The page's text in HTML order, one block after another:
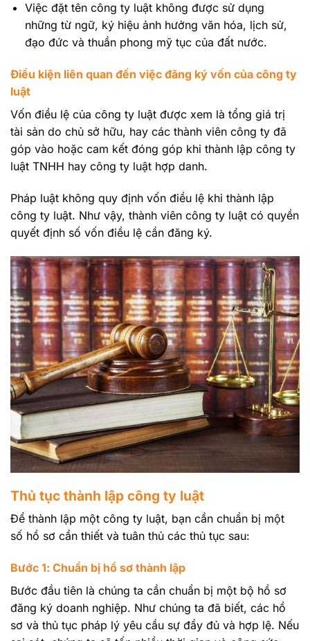
Việc đặt tên công ty luật không được sử dụng
những từ ngữ, ký hiệu ảnh hưởng văn hóa, lịch sử,
đạo đức và thuần phong mỹ tục của đất nước.
Điều kiện liên quan đến việc đăng ký vốn của công ty
luật
Vốn điều lệ của công ty luật được xem là tổng giá trị
tài sản do chủ sở hữu, hay các thành viên công ty đã
góp vào hoặc cam kết đóng góp khi thành lập công ty
luật TNHH hay công ty luật hợp danh.
Pháp luật không quy định vốn điều lệ khi thành lập
công ty luật. Như vậy, thành viên công ty luật có quyền
quyết định số vốn điều lệ cần đăng ký.
Thủ tục thành lập công ty luật
Để thành lập một công ty luật, bạn cần chuẩn bị một
số hồ sơ cần thiết và tuân thủ các thủ tục sau:
Bước 1: Chuẩn bị hồ sơ thành lập
Bước đầu tiên là chúng ta cần chuẩn bị một bộ hồ sơ
đăng ký doanh nghiệp. Như chúng ta đã biết, các hồ
sơ và thủ tục pháp lý yêu cầu sự đầy đủ và hợp lệ. Nếu